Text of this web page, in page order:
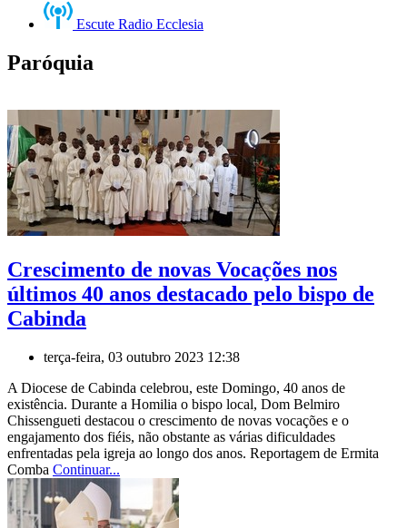
Escute Radio Ecclesia
Paróquia
Crescimento de novas Vocações nos
últimos 40 anos destacado pelo bispo de
Cabinda
terça-feira, 03 outubro 2023 12:38
A Diocese de Cabinda celebrou, este Domingo, 40 anos de
existência. Durante a Homilia o bispo local, Dom Belmiro
Chissengueti destacou o crescimento de novas vocações e o
engajamento dos fiéis, não obstante as várias dificuldades
enfrentadas pela igreja ao longo dos anos. Reportagem de Ermita
Comba Continuar...